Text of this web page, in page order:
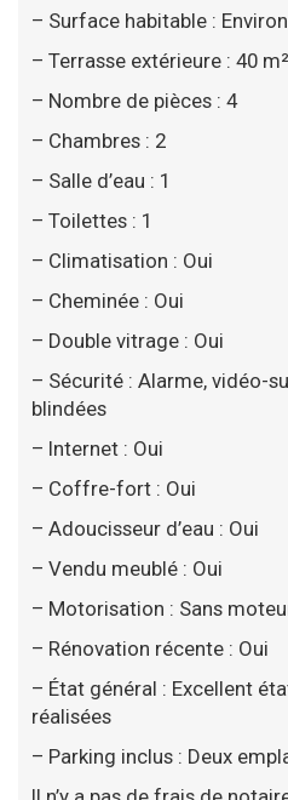
– Surface habitable :
– Terrasse extérieure : 40 m²
– Nombre de pièces : 4
– Chambres : 2
– Salle d’eau : 1
– Toilettes : 1
– Climatisation : Oui
– Cheminée : Oui
– Double vitrage : Oui
– Sécurité : Alarme, vidéo-
blindées
– Internet : Oui
– Coffre-fort : Oui
– Adoucisseur d’eau : Oui
– Vendu meublé : Oui
– Motorisation : Sans
– Rénovation récente : Oui
– État général : Excellent
réalisées
– Parking inclus : Deux